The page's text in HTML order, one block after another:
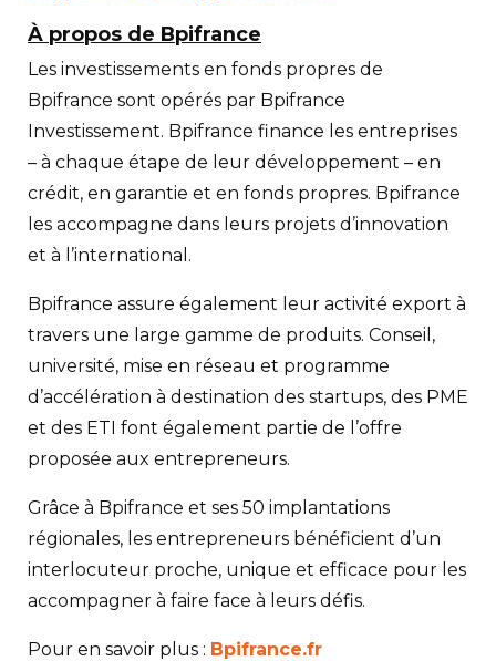
À propos de Bpifrance
Les investissements en fonds propres de
Bpifrance sont opérés par Bpifrance
Investissement. Bpifrance finance les entreprises
– à chaque étape de leur développement – en
crédit, en garantie et en fonds propres. Bpifrance
les accompagne dans leurs projets d’innovation
et à l’international.
Bpifrance assure également leur activité export à
travers une large gamme de produits. Conseil,
université, mise en réseau et programme
d’accélération à destination des startups, des PME
et des ETI font également partie de l’offre
proposée aux entrepreneurs.
Grâce à Bpifrance et ses 50 implantations
régionales, les entrepreneurs bénéficient d’un
interlocuteur proche, unique et efficace pour les
accompagner à faire face à leurs défis.
Pour en savoir plus : Bpifrance.fr